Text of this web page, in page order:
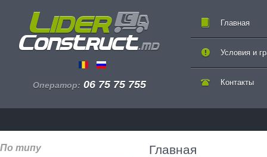
Оператор: 06 75 75 755
Главная
Контакты
Условия и
По типу Главная